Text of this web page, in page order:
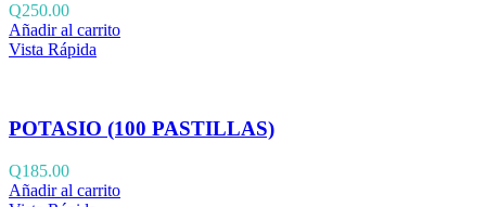
Q250.00
Añadir al carrito
Vista Rápida
POTASIO (100 PASTILLAS)
Q185.00
Añadir al carrito